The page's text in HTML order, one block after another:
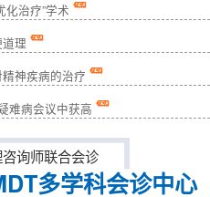
化治疗”学术
理
神疾病的治疗
难病会议中获高
询师联合会诊
多学科会诊中心